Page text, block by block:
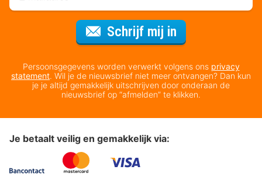
Schrijf mij in
Persoonsgegevens worden verwerkt volgens ons privacy
statement. Wil je de nieuwsbrief niet meer ontvangen? Dan kun
je je altijd gemakkelijk uitschrijven door onderaan de
nieuwsbrief op “afmelden” te klikken.
Je betaalt veilig en gemakkelijk via: